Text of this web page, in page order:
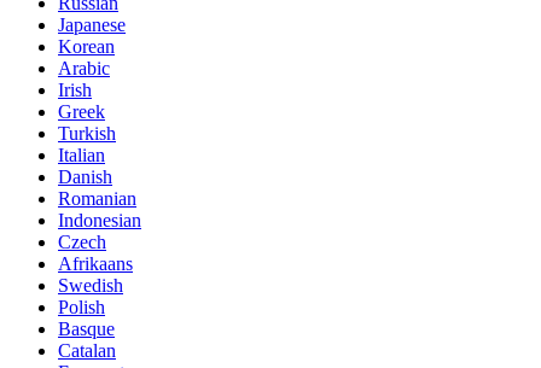
Japanese
Korean
Arabic
Irish
Greek
Turkish
Italian
Danish
Romanian
Indonesian
Czech
Afrikaans
Swedish
Polish
Basque
Catalan